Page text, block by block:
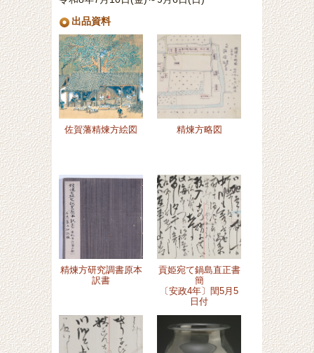
出品資料
佐賀藩精煉方絵図 精煉方略図
精煉方研究調書原本
訳書
貢姫宛て鍋島直正書
簡
〔安政4年〕閏5月5
日付